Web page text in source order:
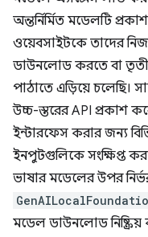
অন্তর্নির্মিত মডেলটি
ওয়েবসাইটকে তাদের
ডাউনলোড করতে বা
পাঠাতে এড়িয়ে চলেছি।
উচ্চ-স্তরের API প্রকাশ
ইন্টারফেস করার জন্য
ইনপুটগুলিকে সংক্ষিপ্ত
ভাষার মডেলের উপর
মডেল ডাউনলোড